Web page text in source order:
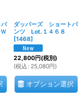
ダッパーズ ショートパ
ンツ Lot.１４６８
[1468]
22,800円(税別)
(税込 : 25,080円)
オプション選択